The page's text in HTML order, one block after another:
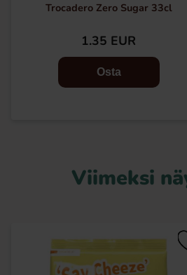
Trocadero Zero Sugar 33cl
1.35 EUR
Osta
Viimeksi